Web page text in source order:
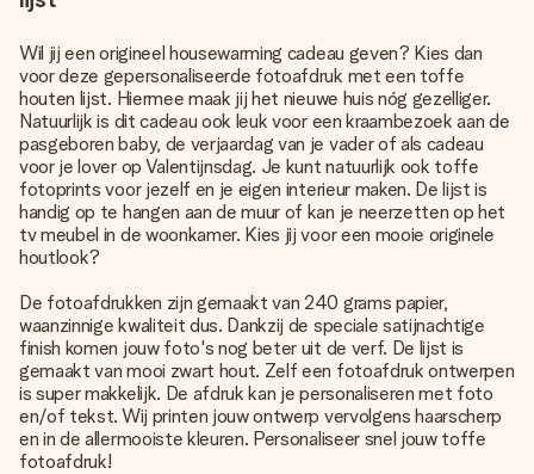
Wil jij een origineel housewarming cadeau geven? Kies dan
voor deze gepersonaliseerde fotoafdruk met een toffe
houten lijst. Hiermee maak jij het nieuwe huis nóg gezelliger.
Natuurlijk is dit cadeau ook leuk voor een kraambezoek aan de
pasgeboren baby, de verjaardag van je vader of als cadeau
voor je lover op Valentijnsdag. Je kunt natuurlijk ook toffe
fotoprints voor jezelf en je eigen interieur maken. De lijst is
handig op te hangen aan de muur of kan je neerzetten op het
tv meubel in de woonkamer. Kies jij voor een mooie originele
houtlook?
De fotoafdrukken zijn gemaakt van 240 grams papier,
waanzinnige kwaliteit dus. Dankzij de speciale satijnachtige
finish komen jouw foto's nog beter uit de verf. De lijst is
gemaakt van mooi zwart hout. Zelf een fotoafdruk ontwerpen
is super makkelijk. De afdruk kan je personaliseren met foto
en/of tekst. Wij printen jouw ontwerp vervolgens haarscherp
en in de allermooiste kleuren. Personaliseer snel jouw toffe
fotoafdruk!